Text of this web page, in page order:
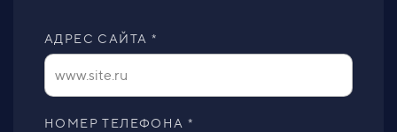
АДРЕС САЙТА *
НОМЕР ТЕЛЕФОНА *